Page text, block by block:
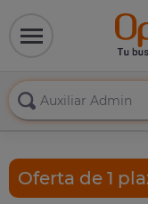
Oferta de 1